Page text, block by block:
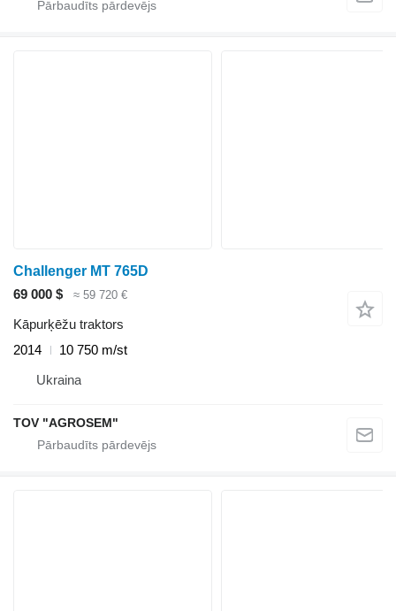
Challenger MT 765D
69 000 $
≈ 59 720 €
Kāpurķēžu traktors
2014
10 750 m/st
Ukraina
TOV "AGROSEM"